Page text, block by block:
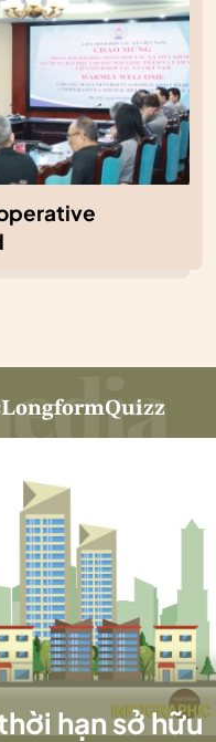
LongformQuizz
hạn sở hữu